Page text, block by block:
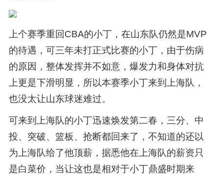
上个赛季重回CBA的小丁，在山东队仍然是MVP
的待遇，可三年未打正式比赛的小丁，由于伤病
的原因，整体发挥并不如意，爆发力和身体对抗
上更是下滑明显，所以本赛季小丁来到上海队，
也没太让山东球迷难过。
可来到上海队的小丁迅速焕发第二春，三分、中
投、突破、篮板、抢断都回来了，不知道的还以
为上海队给了他顶薪，据悉他在上海队的薪资只
是白菜价，当让这也是相对于小丁鼎盛时期来